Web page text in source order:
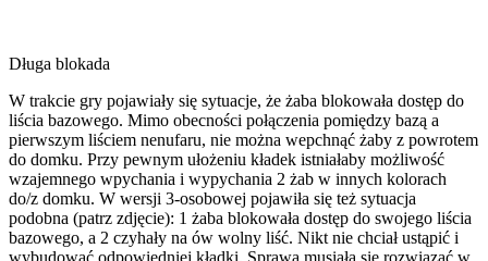
Długa blokada
W trakcie gry pojawiały się sytuacje, że żaba blokowała dostęp do
liścia bazowego. Mimo obecności połączenia pomiędzy bazą a
pierwszym liściem nenufaru, nie można wepchnąć żaby z powrotem
do domku. Przy pewnym ułożeniu kładek istniałaby możliwość
wzajemnego wpychania i wypychania 2 żab w innych kolorach
do/z domku. W wersji 3-osobowej pojawiła się też sytuacja
podobna (patrz zdjęcie): 1 żaba blokowała dostęp do swojego liścia
bazowego, a 2 czyhały na ów wolny liść. Nikt nie chciał ustąpić i
wybudować odpowiedniej kładki. Sprawa musiała się rozwiązać w